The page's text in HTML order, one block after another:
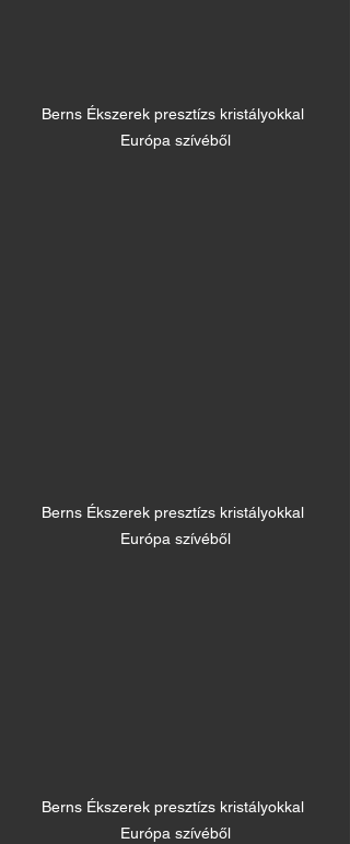
Berns Ékszerek presztízs kristályokkal
Európa szívéből
Berns Ékszerek presztízs kristályokkal
Európa szívéből
Berns Ékszerek presztízs kristályokkal
Európa szívéből